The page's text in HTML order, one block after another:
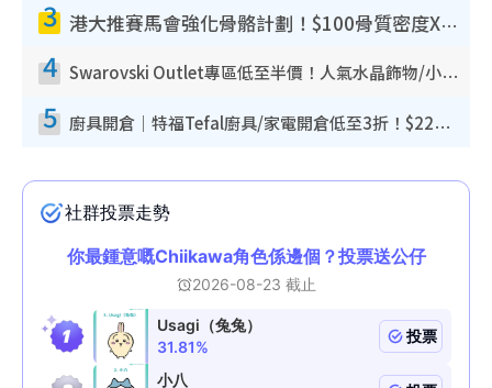
3 港大推賽馬會強化骨骼計劃！$100骨質密度X光檢查 完成免費運動訓練送超市禮券！附參加資格
4 Swarovski Outlet專區低至半價！人氣水晶飾物/小擺設$138起！迪士尼款/水晶高跟鞋都有平
5 廚具開倉｜特福Tefal廚具/家電開倉低至3折！$220起買平底鍋/炒鑊/湯煲！電飯煲/吸塵機/燙斗$418起